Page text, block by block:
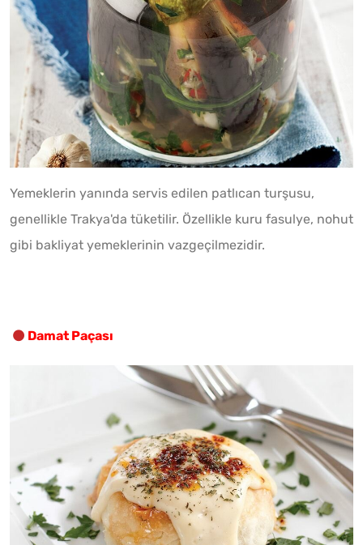
Yemeklerin yanında servis edilen patlıcan turşusu,
genellikle Trakya'da tüketilir. Özellikle kuru fasulye, nohut
gibi bakliyat yemeklerinin vazgeçilmezidir.
Damat Paçası